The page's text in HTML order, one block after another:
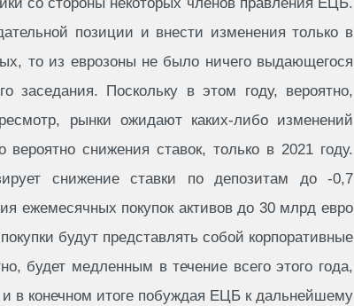
позиции и внести изменения только в
то из еврозоны не было ничего выдающегося
заседания. Поскольку в этом году, вероятно,
рынки ожидают каких-либо изменений
снижения ставок, только в 2021 году.
снижение ставки по депозитам до -0,7
ежемесячных покупок активов до 30 млрд евро
будут представлять собой корпоративные
будет медленным в течение всего этого года,
в конечном итоге побуждая ЕЦБ к дальнейшему